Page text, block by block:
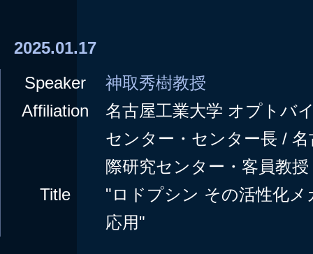
2025.01.17
Speaker
神取秀樹教授
Affiliation
名古屋工業大学 オプトバ
センター・センター長 /
際研究センター・客員教授
Title
"ロドプシン その活性化
応用"